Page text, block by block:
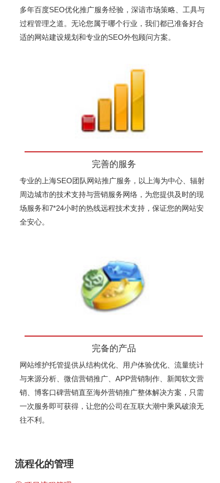
多年百度SEO优化推广服务经验，深谙市场策略、工具与
过程管理之道。无论您属于哪个行业，我们都已准备好合
适的网站建设规划和专业的SEO外包顾问方案。
完善的服务
专业的上海SEO团队网站推广服务，以上海为中心、辐射
周边城市的技术支持与营销服务网络，为您提供及时的现
场服务和7*24小时的热线远程技术支持，保证您的网站安
全安心。
完备的产品
网站维护托管提供从结构优化、用户体验优化、流量统计
与来源分析、微信营销推广、APP营销制作、新闻软文营
销、博客口碑营销直至海外营销推广整体解决方案，只需
一次服务即可获得，让您的公司在互联大潮中乘风破浪无
往不利。
流程化的管理